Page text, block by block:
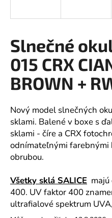
Slnečné
015 CRX
BROWN +
Nový model slnečných
sklami. Balené v boxe s
sklami - číre a CRX
odnímateľnými farebnými
obrubou.
Všetky sklá SALICE
400. UV faktor 400
ultrafialové spektrum
s
ť
?
HĽADAŤ
O
d
p
o
r